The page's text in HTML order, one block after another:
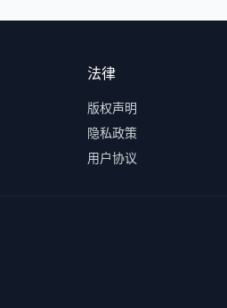
法律
版权声明
隐私政策
用户协议